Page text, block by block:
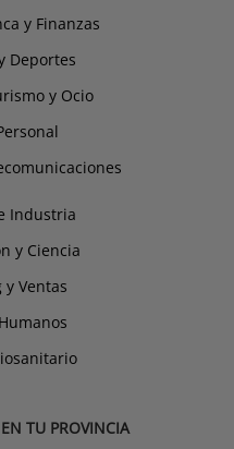
y Finanzas
Deportes
y Ocio
Industria
y Ciencia
Ventas
TU PROVINCIA